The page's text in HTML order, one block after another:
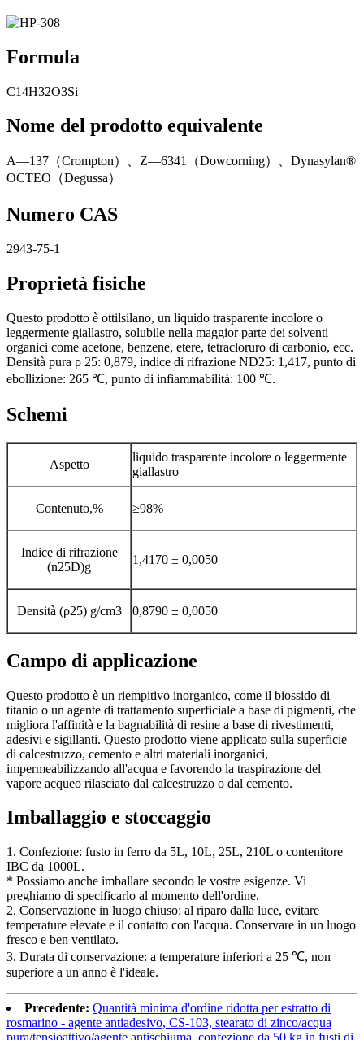
Formula
C14H32O3Si
Nome del prodotto equivalente
A—137（Crompton）、Z—6341（Dowcorning）、Dynasylan®
OCTEO（Degussa）
Numero CAS
2943-75-1
Proprietà fisiche
Questo prodotto è ottilsilano, un liquido trasparente incolore o
leggermente giallastro, solubile nella maggior parte dei solventi
organici come acetone, benzene, etere, tetracloruro di carbonio, ecc.
Densità pura ρ 25: 0,879, indice di rifrazione ND25: 1,417, punto di
ebollizione: 265 ℃, punto di infiammabilità: 100 ℃.
Schemi
Aspetto
liquido trasparente incolore o leggermente
giallastro
Contenuto,% ≥98%
Indice di rifrazione
(n25D)g
1,4170 ± 0,0050
Densità (ρ25) g/cm3 0,8790 ± 0,0050
Campo di applicazione
Questo prodotto è un riempitivo inorganico, come il biossido di
titanio o un agente di trattamento superficiale a base di pigmenti, che
migliora l'affinità e la bagnabilità di resine a base di rivestimenti,
adesivi e sigillanti. Questo prodotto viene applicato sulla superficie
di calcestruzzo, cemento e altri materiali inorganici,
impermeabilizzando all'acqua e favorendo la traspirazione del
vapore acqueo rilasciato dal calcestruzzo o dal cemento.
Imballaggio e stoccaggio
1. Confezione: fusto in ferro da 5L, 10L, 25L, 210L o contenitore
IBC da 1000L.
* Possiamo anche imballare secondo le vostre esigenze. Vi
preghiamo di specificarlo al momento dell'ordine.
2. Conservazione in luogo chiuso: al riparo dalla luce, evitare
temperature elevate e il contatto con l'acqua. Conservare in un luogo
fresco e ben ventilato.
3. Durata di conservazione: a temperature inferiori a 25 ℃, non
superiore a un anno è l'ideale.
Precedente: Quantità minima d'ordine ridotta per estratto di
rosmarino - agente antiadesivo, CS-103, stearato di zinco/acqua